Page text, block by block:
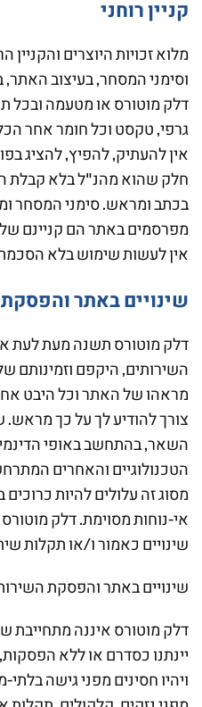
קניין רוחני
מלוא זכויות היוצרים
וסימני המסחר, בעיצוב האתר,
דלק מוטורס או מטעמה ובכל
גרפי, טקסט וכל חומר אחר
אין להעתיק, להפיץ, להציג
חלק שהוא מהנ"ל בלא קבלת
בכתב ומראש. סימני המסחר
מפרסמים באתר הם קניינם
אין לעשות שימוש בלא
שינויים באתר
דלק מוטורס תשנה מעת לעת
השירותים, היקפם וזמינותם
מראהו של האתר וכל היבט
צורך להודיע לך על כך מראש.
השאר, בהתחשב באופי הדינמי
הטכנולוגיים והאחרים
מסוג זה עלולים להיות
אי-נוחות מסוימת. דלק
שינויים כאמור ו/או תקלות
שינויים באתר והפסקת
דלק מוטורס איננה מתחייבת
יינתנו כסדרם או ללא
ויהיו חסינים מפני גישה